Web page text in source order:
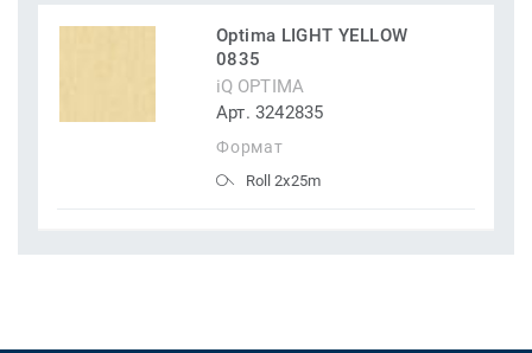
Optima LIGHT YELLOW
0835
iQ OPTIMA
Арт. 3242835
Формат
Roll 2x25m